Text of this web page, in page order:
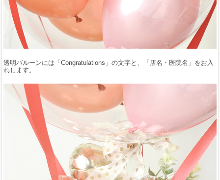
透明バルーンには「Congratulations」の文字と、「店名・医院名」をお入
れします。